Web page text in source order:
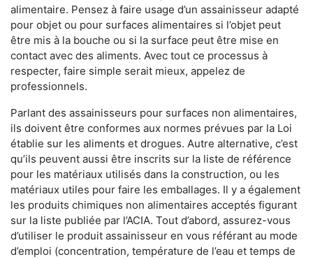
alimentaire. Pensez à faire usage d’un assainisseur adapté
pour objet ou pour surfaces alimentaires si l’objet peut
être mis à la bouche ou si la surface peut être mise en
contact avec des aliments. Avec tout ce processus à
respecter, faire simple serait mieux, appelez de
professionnels.
Parlant des assainisseurs pour surfaces non alimentaires,
ils doivent être conformes aux normes prévues par la Loi
établie sur les aliments et drogues. Autre alternative, c’est
qu’ils peuvent aussi être inscrits sur la liste de référence
pour les matériaux utilisés dans la construction, ou les
matériaux utiles pour faire les emballages. Il y a également
les produits chimiques non alimentaires acceptés figurant
sur la liste publiée par l’ACIA. Tout d’abord, assurez-vous
d’utiliser le produit assainisseur en vous référant au mode
d’emploi (concentration, température de l’eau et temps de